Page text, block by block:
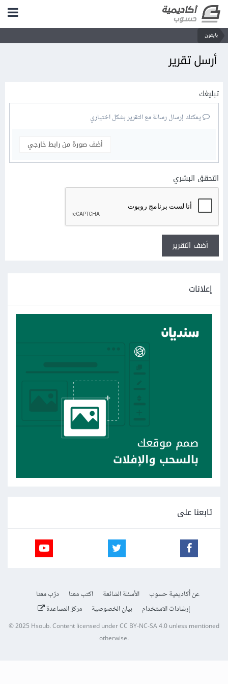
بايثون
أرسل تقرير
تبليغك
يمكنك إرسال رسالة مع التقرير بشكل اختياري
أضف صورة من رابط خارجي
التحقق البشري
أضف التقرير
إعلانات
تابعنا على
عن أكاديمية حسوب الأسئلة الشائعة اكتب معنا
درّب معنا
إرشادات الاستخدام
بيان الخصوصية مركز المساعدة
© 2025 Hsoub.Content licensed underCC BY-NC-SA 4.0unless mentioned
otherwise.